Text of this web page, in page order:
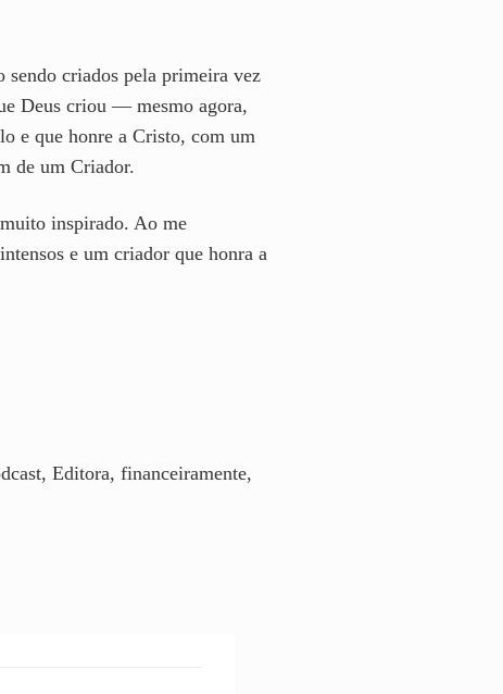
sendo criados pela primeira vez
Deus criou — mesmo agora,
e que honre a Cristo, com um
de um Criador.
inspirado. Ao me
e um criador que honra a
Editora, financeiramente,